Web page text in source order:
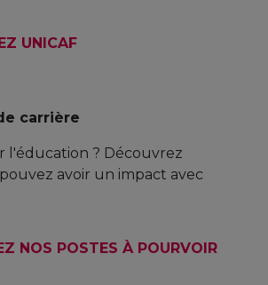
UNICAF
carrière
l'éducation ? Découvrez
avoir un impact avec
NOS POSTES À POURVOIR